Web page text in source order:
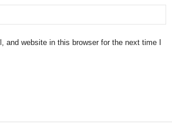
and website in this browser for the next time I